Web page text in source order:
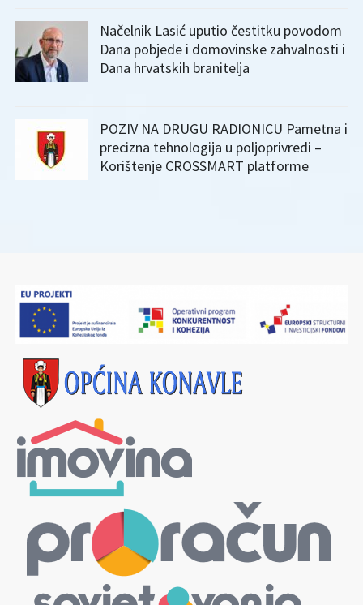
Načelnik Lasić uputio čestitku povodom
Dana pobjede i domovinske zahvalnosti i
Dana hrvatskih branitelja
POZIV NA DRUGU RADIONICU Pametna i
precizna tehnologija u poljoprivredi –
Korištenje CROSSMART platforme